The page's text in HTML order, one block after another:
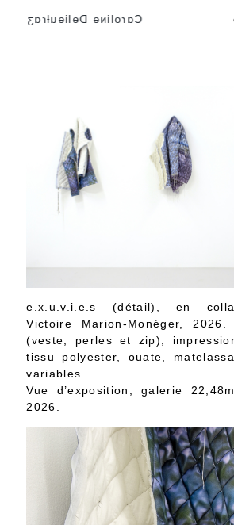
Cɑɾoliɴe Delieuƚɾɑʒ
e.x.u.v.i.e.s (détail), en
Victoire Marion-Monéger,
(veste, perles et zip),
tissu polyester, ouate,
variables.
Vue d’exposition, galerie
2026.